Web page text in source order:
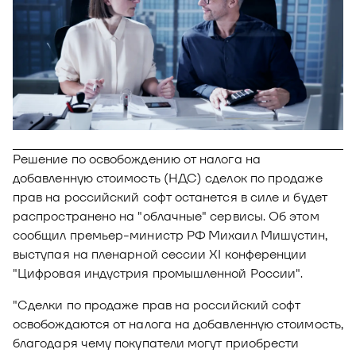
Новости
Блог
Видео и аудио
Документы
Юнион - решение для автоматизации
рекрутмента
О решении
Кейсы клиентов
Калькулятор выгоды
Новости и публикации
Пилотный проект
Документы
Оазис - платформа для автоматизации
управления рисками
Решение по освобождению от налога на
добавленную стоимость (НДС) сделок по продаже
прав на российский софт останется в силе и будет
распространено на "облачные" сервисы. Об этом
сообщил премьер-министр РФ Михаил Мишустин,
выступая на пленарной сессии XI конференции
"Цифровая индустрия промышленной России".
"Сделки по продаже прав на российский софт
освобождаются от налога на добавленную стоимость,
благодаря чему покупатели могут приобрести